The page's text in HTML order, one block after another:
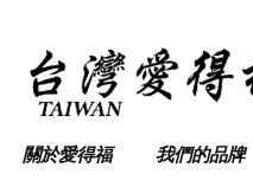
關於愛得福 我們的品牌